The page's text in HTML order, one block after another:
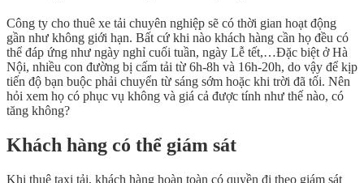
Công ty cho thuê xe tải chuyên nghiệp sẽ có thời gian hoạt động
gần như không giới hạn. Bất cứ khi nào khách hàng cần họ đều có
thể đáp ứng như ngày nghỉ cuối tuần, ngày Lễ tết,…Đặc biệt ở Hà
Nội, nhiều con đường bị cấm tải từ 6h-8h và 16h-20h, do vậy để kịp
tiến độ bạn buộc phải chuyển từ sáng sớm hoặc khi trời đã tối. Nên
hỏi xem họ có phục vụ không và giá cả được tính như thế nào, có
tăng không?
Khách hàng có thể giám sát
Khi thuê taxi tải, khách hàng hoàn toàn có quyền đi theo giám sát